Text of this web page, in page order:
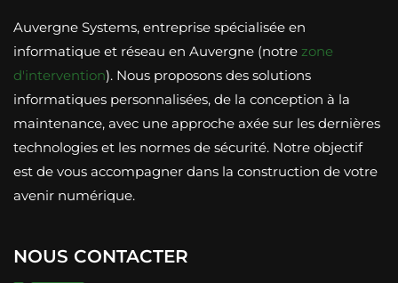
Auvergne Systems, entreprise spécialisée en
informatique et réseau en Auvergne (notre zone
d'intervention). Nous proposons des solutions
informatiques personnalisées, de la conception à la
maintenance, avec une approche axée sur les dernières
technologies et les normes de sécurité. Notre objectif
est de vous accompagner dans la construction de votre
avenir numérique.
NOUS CONTACTER